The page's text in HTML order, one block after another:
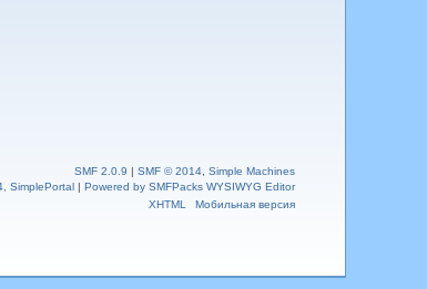
SMF 2.0.9 |SMF © 2014 ,Simple Machines
SimplePortal |Powered by SMFPacks WYSIWYG Editor
XHTML
Мобильная версия